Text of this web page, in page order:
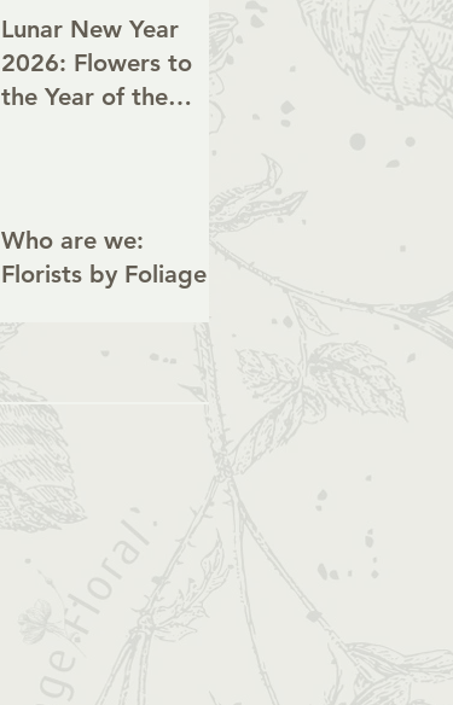
Lunar New Year
2026: Flowers to
the Year of the
Who are we:
Florists by Foliage